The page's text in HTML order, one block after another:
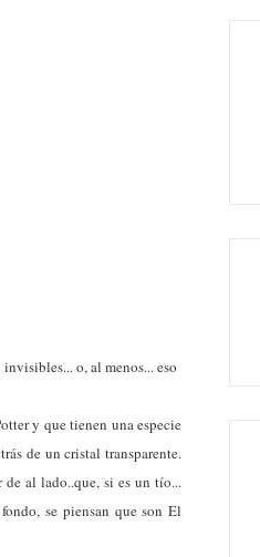
o, al menos... eso
y que tienen una especie
de un cristal transparente.
de al lado..que, si es un tío...
se piensan que son El